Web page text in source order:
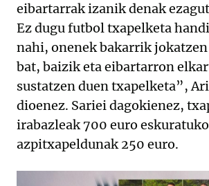
eibartarrak izanik denak
Ez dugu futbol txapelketa
nahi, onenek bakarrik
bat, baizik eta eibartarron
sustatzen duen txapelketa”,
dioenez. Sariei dagokienez,
irabazleak 700 euro
azpitxapeldunak 250 euro.